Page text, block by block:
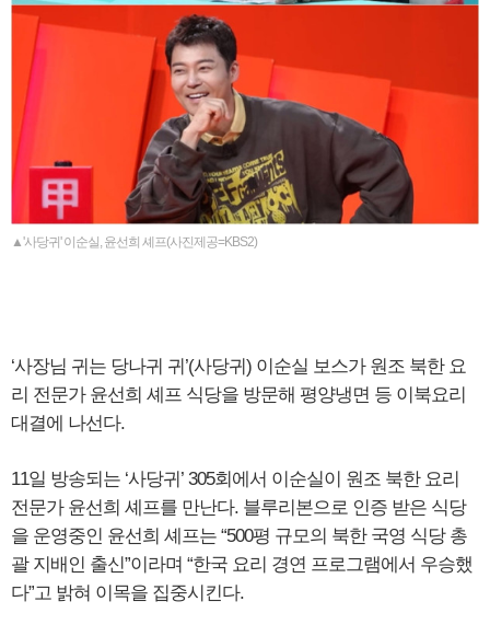
▲'사당귀' 이순실, 윤선희 셰프(사진제공=KBS2)
‘사장님 귀는 당나귀 귀’(사당귀) 이순실 보스가 원조 북한 요
리 전문가 윤선희 셰프 식당을 방문해 평양냉면 등 이북요리
대결에 나선다.
11일 방송되는 ‘사당귀’ 305회에서 이순실이 원조 북한 요리
전문가 윤선희 셰프를 만난다. 블루리본으로 인증 받은 식당
을 운영중인 윤선희 셰프는 “500평 규모의 북한 국영 식당 총
괄 지배인 출신”이라며 “한국 요리 경연 프로그램에서 우승했
다”고 밝혀 이목을 집중시킨다.